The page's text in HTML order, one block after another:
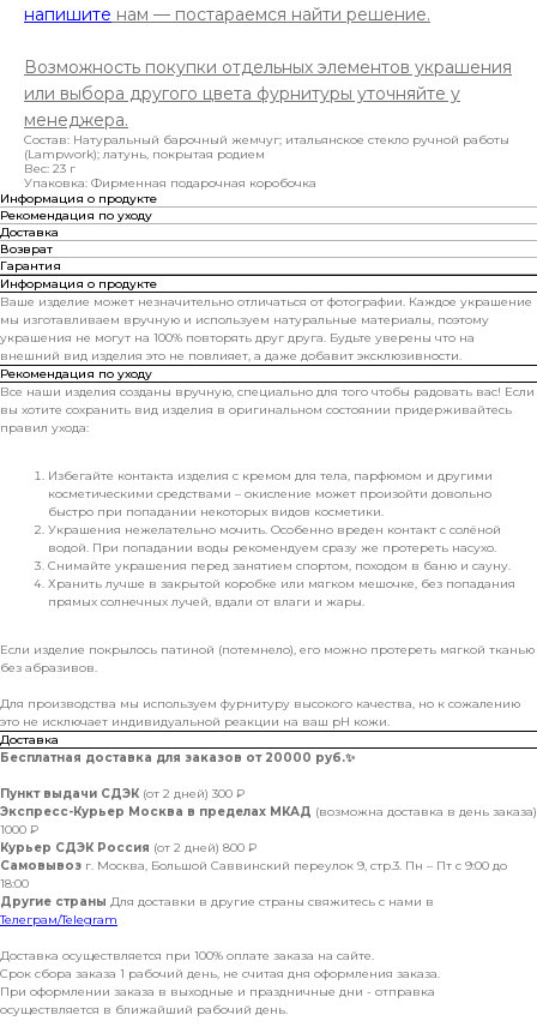
напишите нам — постараемся найти решение.
Возможность покупки отдельных элементов украшения
или выбора другого цвета фурнитуры уточняйте у
менеджера.
Состав: Натуральный барочный жемчуг; итальянское стекло ручной работы
(Lampwork); латунь, покрытая родием
Вес: 23 г
Упаковка: Фирменная подарочная коробочка
Информация о продукте
Рекомендация по уходу
Доставка
Возврат
Гарантия
Информация о продукте
Ваше изделие может незначительно отличаться от фотографии. Каждое украшение
мы изготавливаем вручную и используем натуральные материалы, поэтому
украшения не могут на 100% повторять друг друга. Будьте уверены что на
внешний вид изделия это не повлияет, а даже добавит эксклюзивности.
Рекомендация по уходу
Все наши изделия созданы вручную, специально для того чтобы радовать вас! Если
вы хотите сохранить вид изделия в оригинальном состоянии придерживайтесь
правил ухода:
Избегайте контакта изделия с кремом для тела, парфюмом и другими
косметическими средствами – окисление может произойти довольно
быстро при попадании некоторых видов косметики.
Украшения нежелательно мочить. Особенно вреден контакт с солёной
водой. При попадании воды рекомендуем сразу же протереть насухо.
Снимайте украшения перед занятием спортом, походом в баню и сауну.
Хранить лучше в закрытой коробке или мягком мешочке, без попадания
прямых солнечных лучей, вдали от влаги и жары.
Если изделие покрылось патиной (потемнело), его можно протереть мягкой тканью
без абразивов.
Для производства мы используем фурнитуру высокого качества, но к сожалению
это не исключает индивидуальной реакции на ваш pH кожи.
Доставка
Бесплатная доставка для заказов от 20000 руб.✨
Пункт выдачи СДЭК (от 2 дней) 300 ₽
Экспресс-Курьер Москва в пределах МКАД (возможна доставка в день заказа)
1000 ₽
Курьер СДЭК Россия (от 2 дней) 800 ₽
Самовывоз г. Москва, Большой Саввинский переулок 9, стр.3. Пн – Пт с 9:00 до
18:00
Другие страны Для доставки в другие страны свяжитесь с нами в
Телеграм/Telegram
Доставка осуществляется при 100% оплате заказа на сайте.
Срок сбора заказа 1 рабочий день, не считая дня оформления заказа.
При оформлении заказа в выходные и праздничные дни - отправка
осуществляется в ближайший рабочий день.